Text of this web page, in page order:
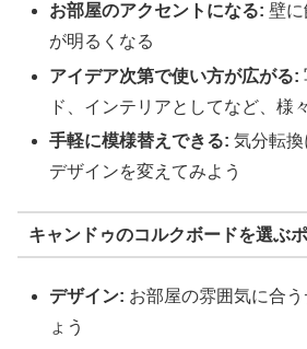
お部屋のアクセントになる: 壁
が明るくなる
アイデア次第で使い方が広がる:
ド、インテリアとしてなど、様
手軽に模様替えできる: 気分転
デザインを変えてみよう
キャンドゥのコルクボードを選ぶ
デザイン: お部屋の雰囲気に合
ょう